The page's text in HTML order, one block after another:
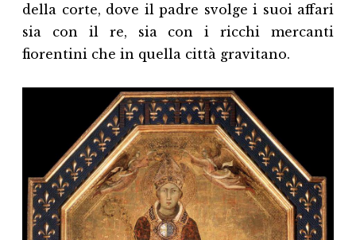
della corte, dove il padre svolge i suoi affari
sia con il re, sia con i ricchi mercanti
fiorentini che in quella città gravitano.